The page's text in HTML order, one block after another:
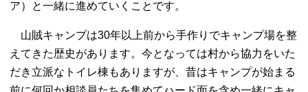
ア）と一緒に進めていくことです。
山賊キャンプは30年以上前から手作りでキャンプ場を整
えてきた歴史があります。今となっては村から協力をいた
だき立派なトイレ棟もありますが、昔はキャンプが始まる